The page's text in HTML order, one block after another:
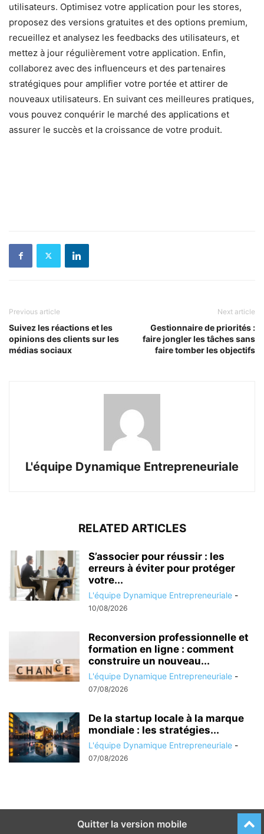
utilisateurs. Optimisez votre application pour les stores,
proposez des versions gratuites et des options premium,
recueillez et analysez les feedbacks des utilisateurs, et
mettez à jour régulièrement votre application. Enfin,
collaborez avec des influenceurs et des partenaires
stratégiques pour amplifier votre portée et attirer de
nouveaux utilisateurs. En suivant ces meilleures pratiques,
vous pouvez conquérir le marché des applications et
assurer le succès et la croissance de votre produit.
Previous article
Suivez les réactions et les
opinions des clients sur les
médias sociaux
Next article
Gestionnaire de priorités :
faire jongler les tâches sans
faire tomber les objectifs
L'équipe Dynamique Entrepreneuriale
RELATED ARTICLES
S’associer pour réussir : les
erreurs à éviter pour protéger
votre...
L'équipe Dynamique Entrepreneuriale -
10/08/2026
Reconversion professionnelle et
formation en ligne : comment
construire un nouveau...
L'équipe Dynamique Entrepreneuriale -
07/08/2026
De la startup locale à la marque
mondiale : les stratégies...
L'équipe Dynamique Entrepreneuriale -
07/08/2026
Quitter la version mobile